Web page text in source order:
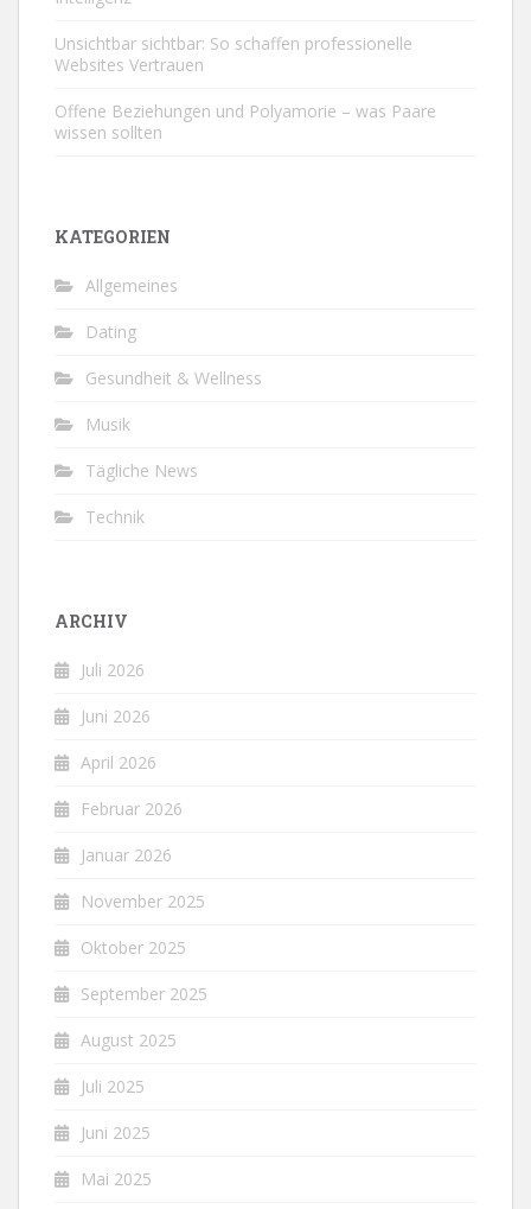
Unsichtbar sichtbar: So schaffen professionelle
Websites Vertrauen
Offene Beziehungen und Polyamorie – was Paare
wissen sollten
KATEGORIEN
Allgemeines
Dating
Gesundheit & Wellness
Musik
Tägliche News
Technik
ARCHIV
Juli 2026
Juni 2026
April 2026
Februar 2026
Januar 2026
November 2025
Oktober 2025
September 2025
August 2025
Juli 2025
Juni 2025
Mai 2025